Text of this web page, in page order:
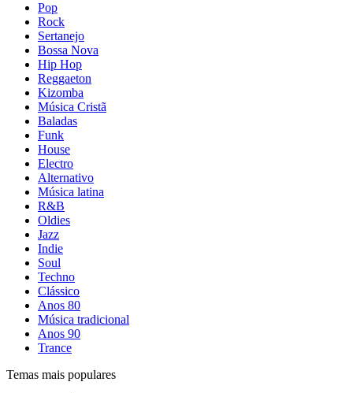
Pop
Rock
Sertanejo
Bossa Nova
Hip Hop
Reggaeton
Kizomba
Música Cristã
Baladas
Funk
House
Electro
Alternativo
Música latina
R&B
Oldies
Jazz
Indie
Soul
Techno
Clássico
Anos 80
Música tradicional
Anos 90
Trance
Temas mais populares